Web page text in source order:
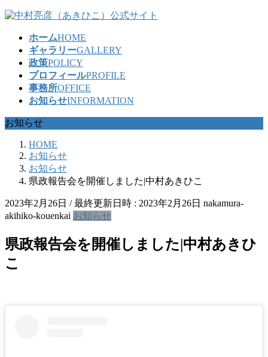
コ
ッ
プ
ナ
移
動
ホームHOME
ギャラリーGALLERY
政策POLICY
プロフィールPROFILE
事務所OFFICE
お知らせINFORMATION
お知らせ
HOME
お知らせ
お知らせ
県政報告会を開催しました|中村あきひこ
2023年2月26日 / 最終更新日時 : 2023年2月26日 nakamura-
akihiko-kouenkai お知らせ
県政報告会を開催しました|中村あきひ
こ